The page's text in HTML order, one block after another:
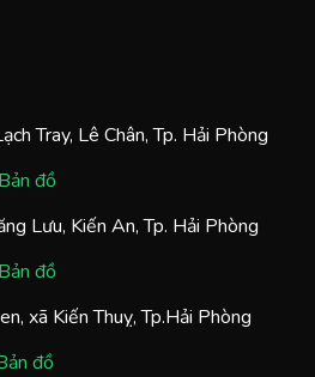
Tray, Lê Chân, Tp. Hải Phòng
Bản đồ
Lưu, Kiến An, Tp. Hải Phòng
Bản đồ
xã Kiến Thuỵ, Tp.Hải Phòng
đồ